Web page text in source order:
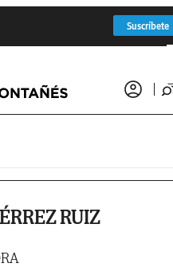
Suscríbete
RUIZ